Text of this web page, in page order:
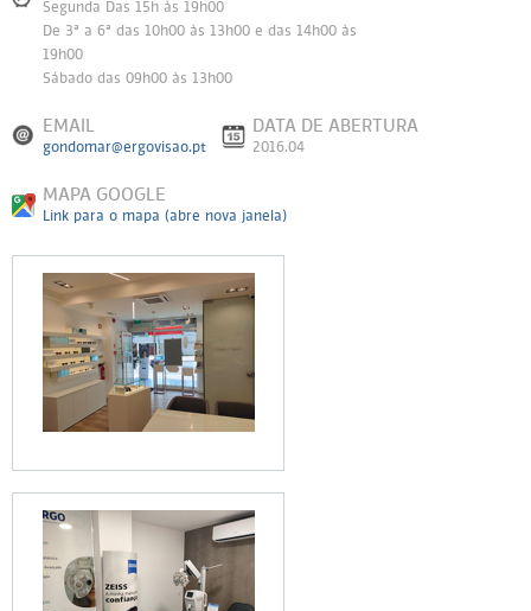
Segunda Das 15h às 19h00
De 3ª a 6ª das 10h00 às 13h00 e das 14h00 às
19h00
Sábado das 09h00 às 13h00
EMAIL
gondomar@ergovisao.pt
DATA DE ABERTURA
2016.04
MAPA GOOGLE
Link para o mapa (abre nova janela)